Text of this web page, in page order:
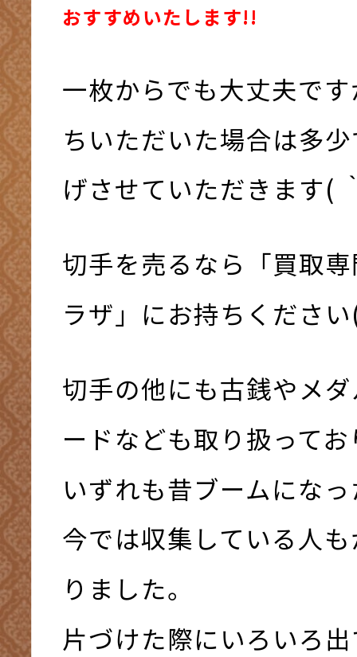
おすすめいたします!!
一枚からでも大丈夫で
ちいただいた場合は多
げさせていただきます(
切手を売るなら「買取
ラザ」にお持ちくださ
切手の他にも古銭やメ
ードなども取り扱って
いずれも昔ブームにな
今では収集している人
りました。
片づけた際にいろいろ